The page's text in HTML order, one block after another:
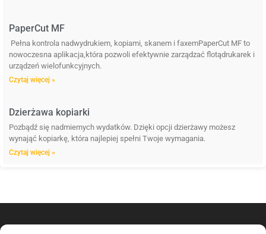
PaperCut MF
Pełna kontrola nadwydrukiem, kopiami, skanem i faxemPaperCut MF to
nowoczesna aplikacja,która pozwoli efektywnie zarządzać flotądrukarek i
urządzeń wielofunkcyjnych.
Czytaj więcej »
Dzierżawa kopiarki
Pozbądź się nadmiernych wydatków. Dzięki opcji dzierżawy możesz
wynająć kopiarkę, która najlepiej spełni Twoje wymagania.
Czytaj więcej »